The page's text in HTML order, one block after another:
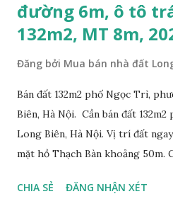
đường 6m, ô tô
132m2, MT 8m,
Đăng bởi Mua bán nhà đất
Bán đất 132m2 phố Ngọc Trì,
Biên, Hà Nội. Cần bán đất
Long Biên, Hà Nội. Vị trí đất
mặt hồ Thạch Bàn khoảng 50m.
30m, phía trước mặt thoáng.
CHIA SẺ ĐĂNG NHẬN XÉT